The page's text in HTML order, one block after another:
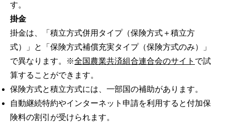
す。
掛金
掛金は、「積立方式併用タイプ（保険方式＋積立方
式）」と「保険方式補償充実タイプ（保険方式のみ）」
で異なります。※全国農業共済組合連合会のサイト で試
算することができます。
保険方式と積立方式には、一部国の補助があります。
自動継続特約やインターネット申請を利用すると付加保
険料の割引が受けられます。